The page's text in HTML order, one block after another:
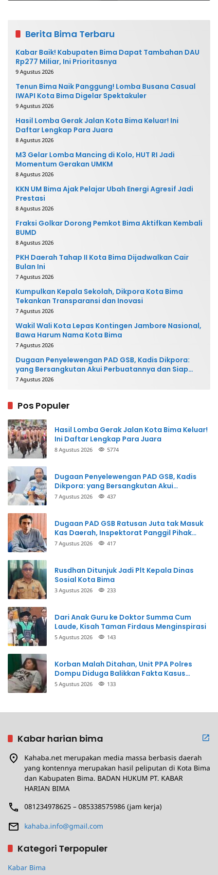
Berita Bima Terbaru
Kabar Baik! Kabupaten Bima Dapat Tambahan DAU
Rp277 Miliar, Ini Prioritasnya
9 Agustus 2026
Tenun Bima Naik Panggung! Lomba Busana Casual
IWAPI Kota Bima Digelar Spektakuler
9 Agustus 2026
Hasil Lomba Gerak Jalan Kota Bima Keluar! Ini
Daftar Lengkap Para Juara
8 Agustus 2026
M3 Gelar Lomba Mancing di Kolo, HUT RI Jadi
Momentum Gerakan UMKM
8 Agustus 2026
KKN UM Bima Ajak Pelajar Ubah Energi Agresif Jadi
Prestasi
8 Agustus 2026
Fraksi Golkar Dorong Pemkot Bima Aktifkan Kembali
BUMD
8 Agustus 2026
PKH Daerah Tahap II Kota Bima Dijadwalkan Cair
Bulan Ini
7 Agustus 2026
Kumpulkan Kepala Sekolah, Dikpora Kota Bima
Tekankan Transparansi dan Inovasi
7 Agustus 2026
Wakil Wali Kota Lepas Kontingen Jambore Nasional,
Bawa Harum Nama Kota Bima
7 Agustus 2026
Dugaan Penyelewengan PAD GSB, Kadis Dikpora:
yang Bersangkutan Akui Perbuatannya dan Siap
Mengembalikan Uang
7 Agustus 2026
Pos Populer
Hasil Lomba Gerak Jalan Kota Bima Keluar!
Ini Daftar Lengkap Para Juara
8 Agustus 2026 5774
Dugaan Penyelewengan PAD GSB, Kadis
Dikpora: yang Bersangkutan Akui
Perbuatannya dan Siap Mengembalikan
7 Agustus 2026 437
Dugaan PAD GSB Ratusan Juta tak Masuk
Kas Daerah, Inspektorat Panggil Pihak
Terkait
7 Agustus 2026 417
Rusdhan Ditunjuk Jadi Plt Kepala Dinas
Sosial Kota Bima
3 Agustus 2026 233
Dari Anak Guru ke Doktor Summa Cum
Laude, Kisah Taman Firdaus Menginspirasi
5 Agustus 2026 143
Korban Malah Ditahan, Unit PPA Polres
Dompu Diduga Balikkan Fakta Kasus
Penganiayaan
5 Agustus 2026 133
Kabar harian bima
Kahaba.net merupakan media massa berbasis daerah
yang kontennya merupakan hasil peliputan di Kota Bima
dan Kabupaten Bima. BADAN HUKUM PT. KABAR
HARIAN BIMA
081234978625 – 085338575986 (jam kerja)
kahaba.info@gmail.com
Kategori Terpopuler
Kabar Bima